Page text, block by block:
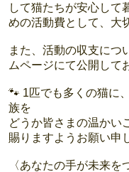
して猫たちが安心して
めの活動費として、大
また、活動の収支につ
ムページにて公開して
🐾 1匹でも多くの猫に
族を
どうか皆さまの温かい
賜りますようお願い申
〈あなたの手が未来を